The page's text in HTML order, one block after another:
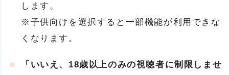
します。
※子供向けを選択すると一部機能が利用できな
くなります。
「いいえ、18歳以上のみの視聴者に制限しませ